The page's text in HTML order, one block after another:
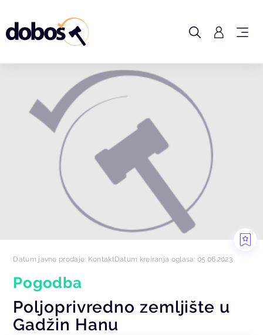
Datum javne prodaje: KontaktDatum kreiranja oglasa: 05.06.2023
Pogodba
Poljoprivredno zemljište u
Gadžin Hanu